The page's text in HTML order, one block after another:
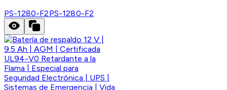
PS-1280-F2PS-1280-F2